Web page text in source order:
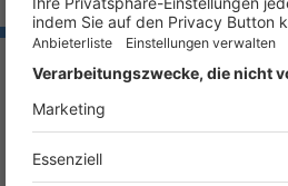
UNSER ANGEBOT